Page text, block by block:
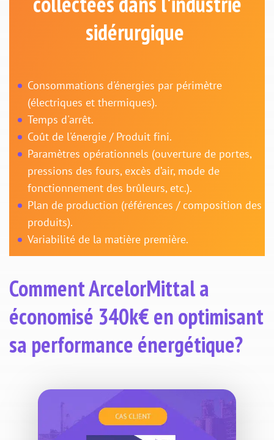
sidérurgique
Consommations d'énergies par périmètre
(électriques et thermiques).
Temps d'arrêt.
Coût de l'énergie / Produit fini.
Paramètres opérationnels (ouverture de portes,
pressions des fours, excès d’air, mode de
fonctionnement des brûleurs, etc.).
Plan de production (références / composition des
produits).
Variabilité de la matière première.
Comment ArcelorMittal a
économisé 340k€ en optimisant
sa performance énergétique?